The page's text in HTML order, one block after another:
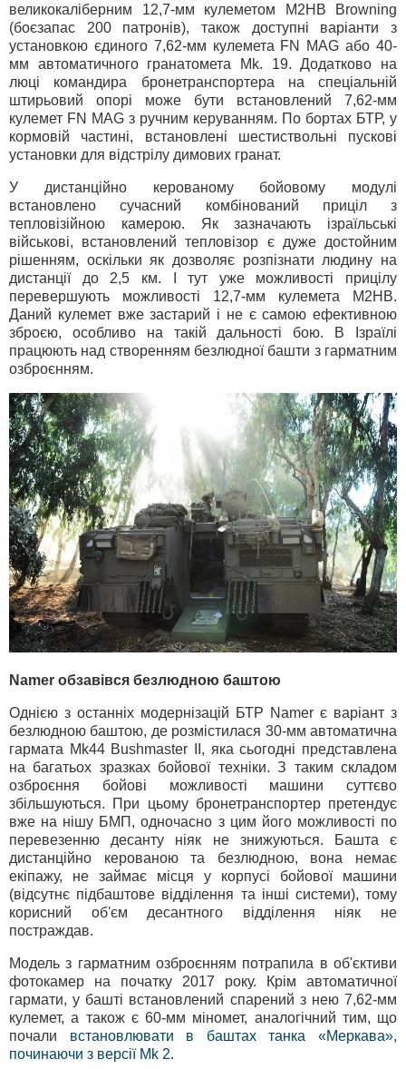
великокаліберним 12,7-мм кулеметом M2HB Browning
(боєзапас 200 патронів), також доступні варіанти з
установкою єдиного 7,62-мм кулемета FN MAG або 40-
мм автоматичного гранатомета Mk. 19. Додатково на
люці командира бронетранспортера на спеціальній
штирьовий опорі може бути встановлений 7,62-мм
кулемет FN MAG з ручним керуванням. По бортах БТР, у
кормовій частині, встановлені шестиствольні пускові
установки для відстрілу димових гранат.
У дистанційно керованому бойовому модулі
встановлено сучасний комбінований приціл з
тепловізійною камерою. Як зазначають ізраїльські
військові, встановлений тепловізор є дуже достойним
рішенням, оскільки як дозволяє розпізнати людину на
дистанції до 2,5 км. І тут уже можливості прицілу
перевершують можливості 12,7-мм кулемета M2HB.
Даний кулемет вже застарий і не є самою ефективною
зброєю, особливо на такій дальності бою. В Ізраїлі
працюють над створенням безлюдної башти з гарматним
озброєнням.
Namer обзавівся безлюдною баштою
Однією з останніх модернізацій БТР Namer є варіант з
безлюдною баштою, де розмістилася 30-мм автоматична
гармата Mk44 Bushmaster II, яка сьогодні представлена
на багатьох зразках бойової техніки. З таким складом
озброєння бойові можливості машини суттєво
збільшуються. При цьому бронетранспортер претендує
вже на нішу БМП, одночасно з цим його можливості по
перевезенню десанту ніяк не знижуються. Башта є
дистанційно керованою та безлюдною, вона немає
екіпажу, не займає місця у корпусі бойової машини
(відсутнє підбаштове відділення та інші системи), тому
корисний об'єм десантного відділення ніяк не
постраждав.
Модель з гарматним озброєнням потрапила в об'єктиви
фотокамер на початку 2017 року. Крім автоматичної
гармати, у башті встановлений спарений з нею 7,62-мм
кулемет, а також є 60-мм міномет, аналогічний тим, що
почали встановлювати в баштах танка «Меркава»,
починаючи з версії Mk 2.